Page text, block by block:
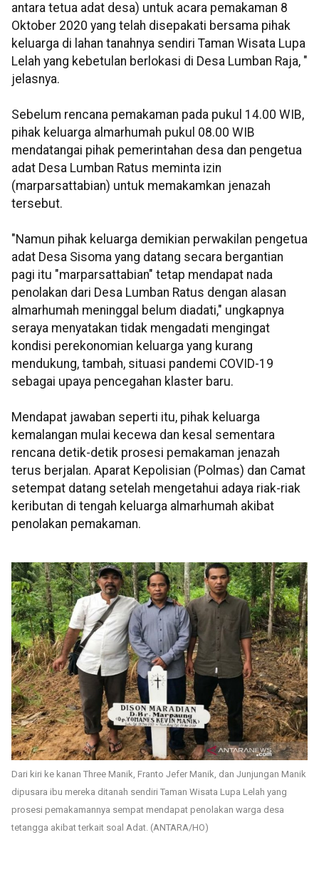
antara tetua adat desa) untuk acara pemakaman 8
Oktober 2020 yang telah disepakati bersama pihak
keluarga di lahan tanahnya sendiri Taman Wisata Lupa
Lelah yang kebetulan berlokasi di Desa Lumban Raja, "
jelasnya.
Sebelum rencana pemakaman pada pukul 14.00 WIB,
pihak keluarga almarhumah pukul 08.00 WIB
mendatangai pihak pemerintahan desa dan pengetua
adat Desa Lumban Ratus meminta izin
(marparsattabian) untuk memakamkan jenazah
tersebut.
"Namun pihak keluarga demikian perwakilan pengetua
adat Desa Sisoma yang datang secara bergantian
pagi itu "marparsattabian" tetap mendapat nada
penolakan dari Desa Lumban Ratus dengan alasan
almarhumah meninggal belum diadati," ungkapnya
seraya menyatakan tidak mengadati mengingat
kondisi perekonomian keluarga yang kurang
mendukung, tambah, situasi pandemi COVID-19
sebagai upaya pencegahan klaster baru.
Mendapat jawaban seperti itu, pihak keluarga
kemalangan mulai kecewa dan kesal sementara
rencana detik-detik prosesi pemakaman jenazah
terus berjalan. Aparat Kepolisian (Polmas) dan Camat
setempat datang setelah mengetahui adaya riak-riak
keributan di tengah keluarga almarhumah akibat
penolakan pemakaman.
Dari kiri ke kanan Three Manik, Franto Jefer Manik, dan Junjungan Manik
dipusara ibu mereka ditanah sendiri Taman Wisata Lupa Lelah yang
prosesi pemakamannya sempat mendapat penolakan warga desa
tetangga akibat terkait soal Adat. (ANTARA/HO)